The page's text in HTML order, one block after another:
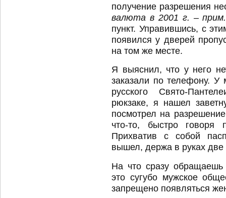
получение разрешения
валюта в 2001 г. –
пункт. Управившись, с
появился у дверей
на том же месте.
Я выяснил, что у него
заказали по телефону.
русского Свято-
рюкзаке, я нашел
посмотрел на
что-то, быстро говоря
Прихватив с собой
вышел, держа в руках две
На что сразу
это сугубо мужское
запрещено появляться